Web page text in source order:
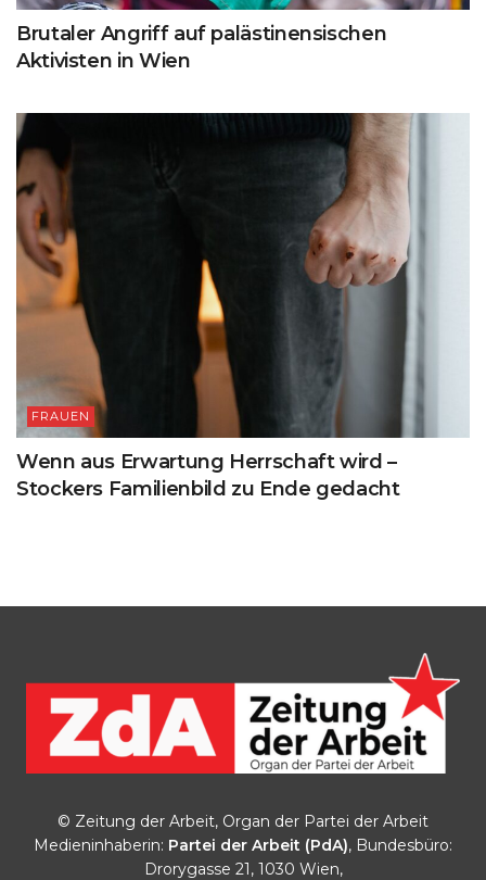
Brutaler Angriff auf palästinensischen
Aktivisten in Wien
FRAUEN
Wenn aus Erwartung Herrschaft wird –
Stockers Familienbild zu Ende gedacht
© Zeitung der Arbeit, Organ der Partei der Arbeit
Medieninhaberin: Partei der Arbeit (PdA), Bundesbüro:
Drorygasse 21, 1030 Wien,